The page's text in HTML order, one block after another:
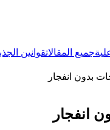
جميع المقالاتقوانين الجذب
بدون انفجار
انفجار